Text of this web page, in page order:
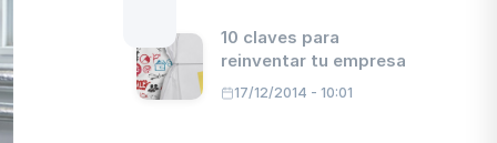
10 claves para
reinventar tu empresa
17/12/2014 - 10:01
antes y
después de
crear
facturas